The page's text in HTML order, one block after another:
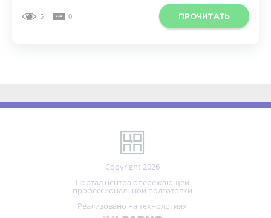
Портал центра опережающей
профессиональной подготовки
Реализовано на технологиях